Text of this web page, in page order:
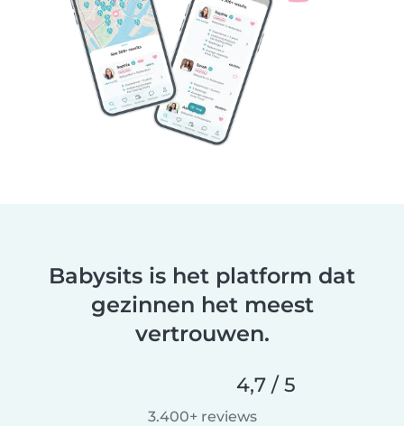
Babysits is het platform dat
gezinnen het meest
vertrouwen.
4,7 / 5
3.400+ reviews